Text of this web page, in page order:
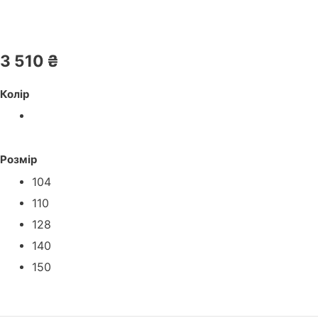
3 510 ₴
Колір
Розмір
104
110
128
140
150